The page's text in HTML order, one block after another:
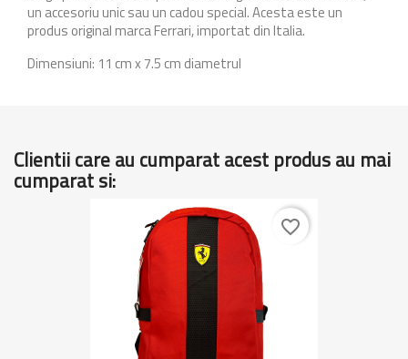
un accesoriu unic sau un cadou special.Acesta este un
produs original marca Ferrari, importat din Italia.
Dimensiuni: 11 cm x 7.5 cm diametrul
Clientii care au cumparat acest produs au mai
cumparat si:
favorite_border